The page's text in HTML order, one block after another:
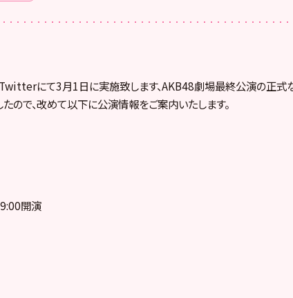
にて3月1日に実施致します、AKB48劇場最終公演の正式
ので、改めて以下に公演情報をご案内いたします。
開演